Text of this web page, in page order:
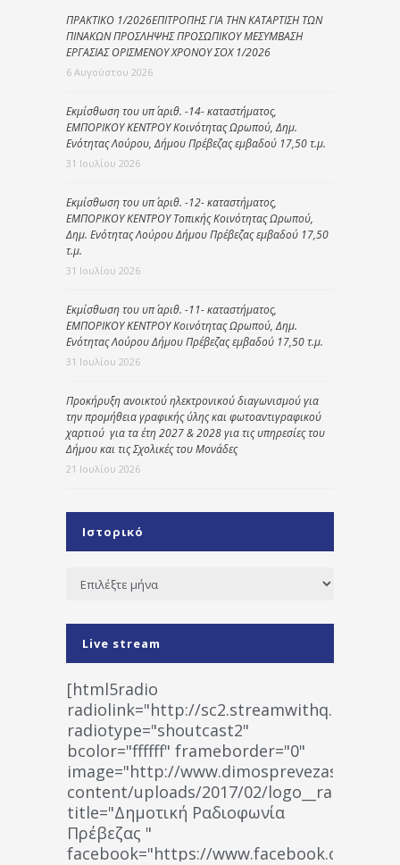
ΠΡΑΚΤΙΚΟ 1/2026ΕΠΙΤΡΟΠΗΣ ΓΙΑ ΤΗΝ ΚΑΤΑΡΤΙΣΗ ΤΩΝ
ΠΙΝΑΚΩΝ ΠΡΟΣΛΗΨΗΣ ΠΡΟΣΩΠΙΚΟΥ ΜΕΣΥΜΒΑΣΗ
ΕΡΓΑΣΙΑΣ ΟΡΙΣΜΕΝΟΥ ΧΡΟΝΟΥ ΣΟΧ 1/2026
6 Αυγούστου 2026
Εκμίσθωση του υπ΄ αριθ. -14- καταστήματος,
ΕΜΠΟΡΙΚΟΥ ΚΕΝΤΡΟΥ Κοινότητας Ωρωπού, Δημ.
Ενότητας Λούρου, Δήμου Πρέβεζας εμβαδού 17,50 τ.μ.
31 Ιουλίου 2026
Εκμίσθωση του υπ΄ αριθ. -12- καταστήματος,
ΕΜΠΟΡΙΚΟΥ ΚΕΝΤΡΟΥ Τοπικής Κοινότητας Ωρωπού,
Δημ. Ενότητας Λούρου Δήμου Πρέβεζας εμβαδού 17,50
τ.μ.
31 Ιουλίου 2026
Εκμίσθωση του υπ΄ αριθ. -11- καταστήματος,
ΕΜΠΟΡΙΚΟΥ ΚΕΝΤΡΟΥ Κοινότητας Ωρωπού, Δημ.
Ενότητας Λούρου Δήμου Πρέβεζας εμβαδού 17,50 τ.μ.
31 Ιουλίου 2026
Προκήρυξη ανοικτού ηλεκτρονικού διαγωνισμού για
την προμήθεια γραφικής ύλης και φωτοαντιγραφικού
χαρτιού για τα έτη 2027 & 2028 για τις υπηρεσίες του
Δήμου και τις Σχολικές του Μονάδες
21 Ιουλίου 2026
Ιστορικό
Ιστορικό
Live stream
[html5radio
radiolink="http://
radiotype="shoutcast2"
bcolor="ffffff" frameborder="0"
image="http://www.dimosprevezas.gr/wp-
content/uploads/2017/02/
title="Δημοτική Ραδιοφωνία
Πρέβεζας "
facebook="https://www.facebook.com/